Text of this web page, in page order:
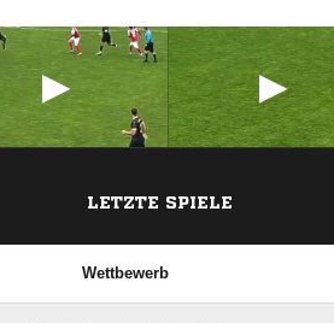
LETZTE SPIELE
Wettbewerb